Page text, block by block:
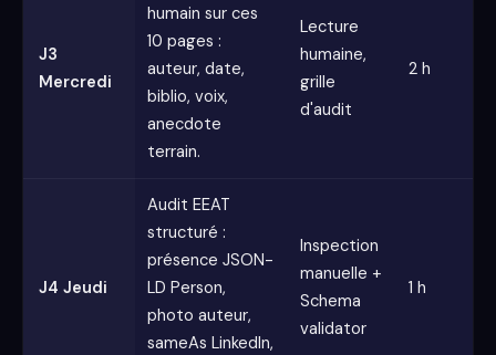
J3
Mercredi
humain sur ces
10 pages :
auteur, date,
biblio, voix,
anecdote
terrain.
Lecture
humaine,
grille
d'audit
2 h
J4 Jeudi
Audit EEAT
structuré :
présence JSON-
LD Person,
photo auteur,
sameAs LinkedIn,
Inspection
manuelle +
Schema
validator
1 h